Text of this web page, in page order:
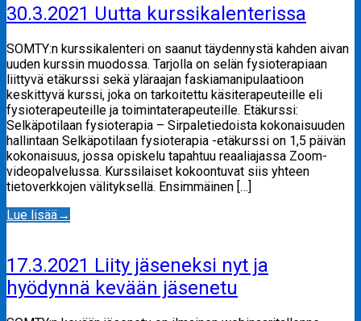
30.3.2021 Uutta kurssikalenterissa
SOMTY:n kurssikalenteri on saanut täydennystä kahden aivan
uuden kurssin muodossa. Tarjolla on selän fysioterapiaan
liittyvä etäkurssi sekä yläraajan faskiamanipulaatioon
keskittyvä kurssi, joka on tarkoitettu käsiterapeuteille eli
fysioterapeuteille ja toimintaterapeuteille. Etäkurssi:
Selkäpotilaan fysioterapia – Sirpaletiedoista kokonaisuuden
hallintaan Selkäpotilaan fysioterapia -etäkurssi on 1,5 päivän
kokonaisuus, jossa opiskelu tapahtuu reaaliajassa Zoom-
videopalvelussa. Kurssilaiset kokoontuvat siis yhteen
tietoverkkojen välityksellä. Ensimmäinen […]
Lue lisää→
17.3.2021 Liity jäseneksi nyt ja
hyödynnä kevään jäsenetu